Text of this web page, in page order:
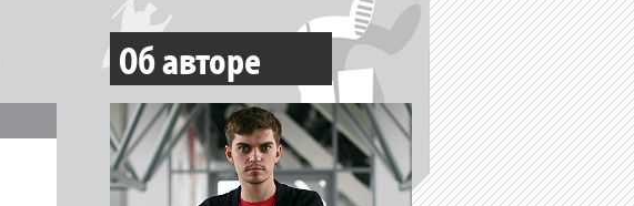
Об авторе